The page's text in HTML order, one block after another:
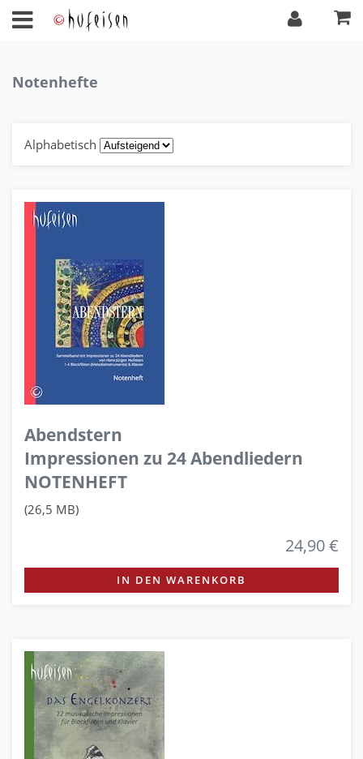
Notenhefte
Alphabetisch
Abendstern
Impressionen zu 24 Abendliedern
NOTENHEFT
(26,5 MB)
24,90 €
IN DEN WARENKORB